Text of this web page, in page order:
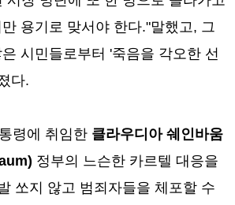
용기로 맞서야 한다."말했고, 그
시민들로부터 '죽음을 각오한 선
다.
령에 취임한 클라우디아 쉐인바움
정부의 느슨한 카르텔 대응을
쏘지 않고 범죄자들을 체포할 수